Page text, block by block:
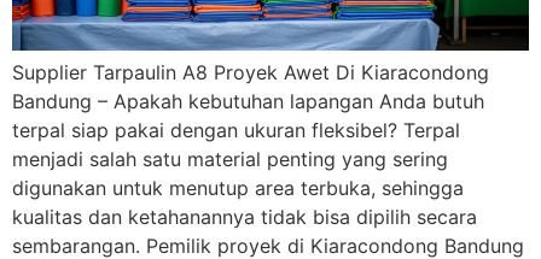
Supplier Tarpaulin A8 Proyek Awet Di Kiaracondong
Bandung – Apakah kebutuhan lapangan Anda butuh
terpal siap pakai dengan ukuran fleksibel? Terpal
menjadi salah satu material penting yang sering
digunakan untuk menutup area terbuka, sehingga
kualitas dan ketahanannya tidak bisa dipilih secara
sembarangan. Pemilik proyek di Kiaracondong Bandung